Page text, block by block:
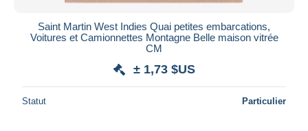
Saint Martin West Indies Quai petites embarcations,
Voitures et Camionnettes Montagne Belle maison vitrée
CM
± 1,73 $US
Statut Particulier